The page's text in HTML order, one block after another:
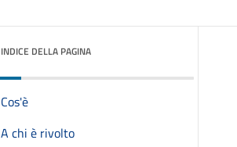
INDICE DELLA PAGINA
Cos'è
A chi è rivolto